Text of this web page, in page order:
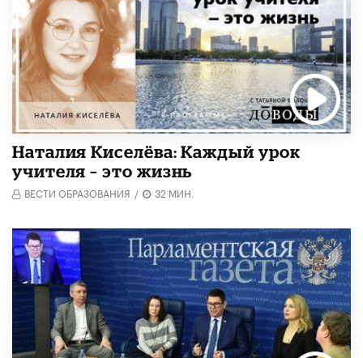
Наталия Киселёва: Каждый урок
учителя – это жизнь
ВЕСТИ ОБРАЗОВАНИЯ / 32 МИН.